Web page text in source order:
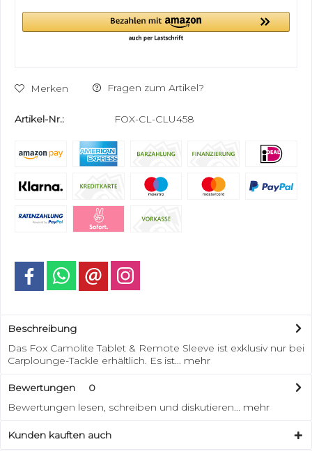
Merken Fragen zum Artikel?
Artikel-Nr.: FOX-CL-CLU458
Beschreibung
Das Fox Camolite Tablet & Remote Sleeve ist exklusiv nur bei
Carplounge-Tackle erhältlich. Es ist... mehr
Bewertungen
0
Bewertungen lesen, schreiben und diskutieren... mehr
Kunden kauften auch